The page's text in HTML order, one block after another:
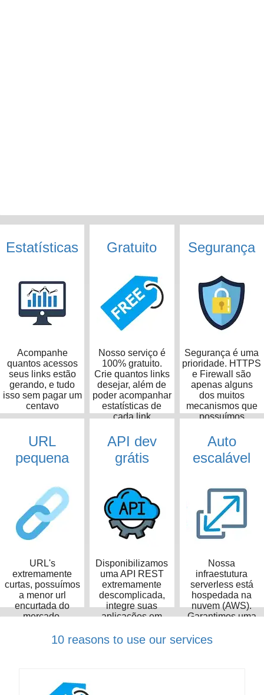
Estatísticas
Acompanhe
quantos acessos
seus links estão
gerando, e tudo
isso sem pagar um
centavo
Gratuito
Nosso serviço é
100% gratuito.
Crie quantos links
desejar, além de
poder acompanhar
estatísticas de
cada link
Segurança
Segurança é uma
prioridade. HTTPS
e Firewall são
apenas alguns
dos muitos
mecanismos que
possuímos
URL
pequena
URL's
extremamente
curtas, possuímos
a menor url
encurtada do
mercado,
14 caracteres
API dev
grátis
Disponibilizamos
uma API REST
extremamente
descomplicada,
integre suas
aplicações em
Auto
escalável
Nossa
infraestutura
serverless está
hospedada na
nuvem (AWS).
Garantimos uma
disponibilidade de
10 reasons to use our services